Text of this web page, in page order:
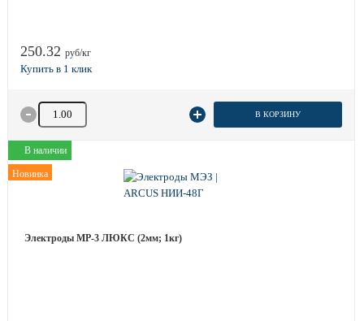
250.32 руб/кг
Количество товара В КОРЗИНУ
В наличии
Новинка
Электроды МР-3 ЛЮКС (2мм; 1кг)